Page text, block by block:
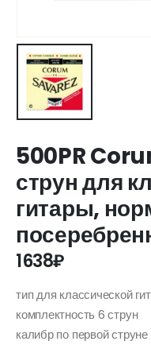
500PR
струн для
гитары,
1638₽
тип для классической
комплектность 6 струн
калибр по первой струне